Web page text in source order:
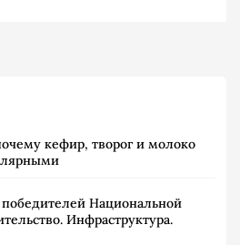
кефир, творог и молоко
Национальной
Инфраструктура.